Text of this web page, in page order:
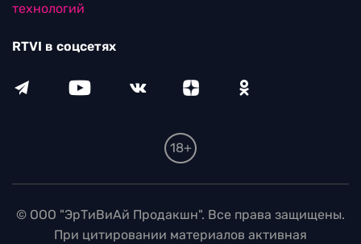
технологий
RTVI в соцсетях
18+
© ООО "ЭрТиВиАй Продакшн". Все права защищены.
При цитировании материалов активная